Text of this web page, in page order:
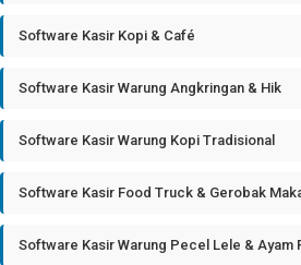
Software Kasir Kopi & Café
Software Kasir Warung Angkringan & Hik
Software Kasir Warung Kopi Tradisional
Software Kasir Food Truck & Gerobak
Software Kasir Warung Pecel Lele & Ayam